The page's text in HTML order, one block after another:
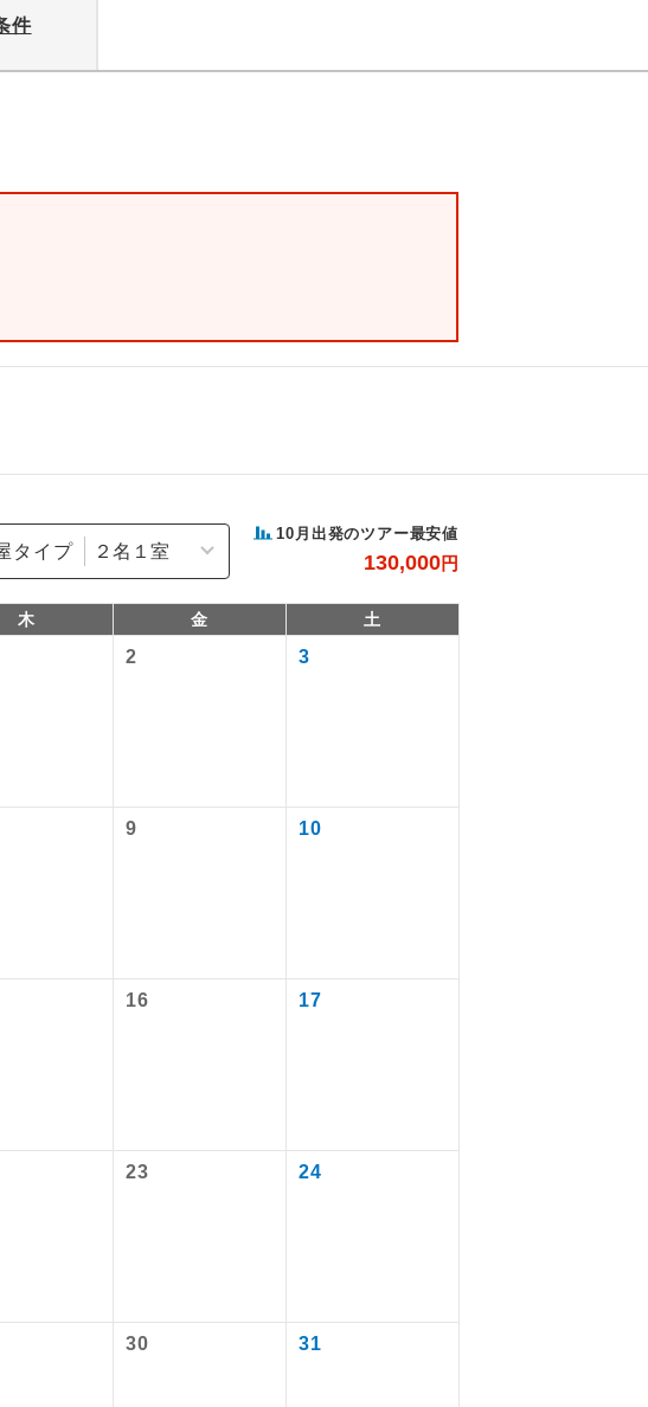
件
タイプ
10 月出発のツアー最安値
130,000円
木 金 土
2 3
9 10
16 17
23 24
30 31
空港（駅）まで添乗員が
や自然遺産を訪ねるコー